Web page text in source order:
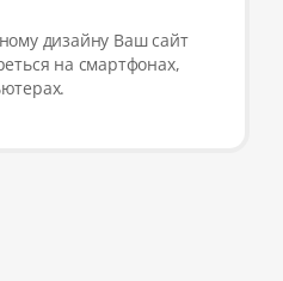
дизайну Ваш сайт
на смартфонах,